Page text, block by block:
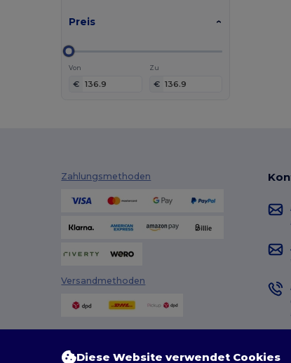
JournalBooks (1)
Parker
Stanley®
Thule
Westford mill
Preis
Von
€
Zu
€
Zahlungsmethoden
Versandmethoden
Diese Website verwendet Cookies